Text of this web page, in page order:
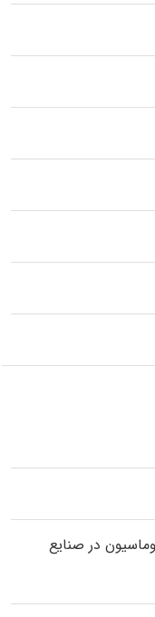
در صنایع